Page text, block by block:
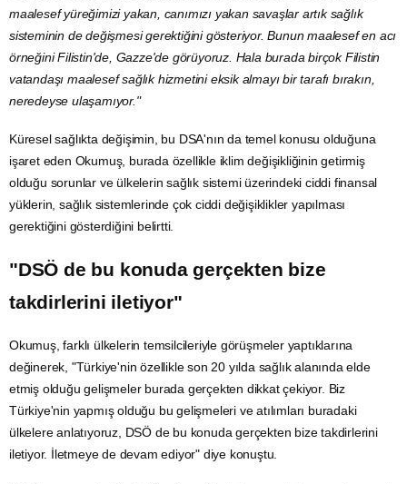
maalesef yüreğimizi yakan, canımızı yakan savaşlar artık sağlık
sisteminin de değişmesi gerektiğini gösteriyor. Bunun maalesef en acı
örneğini Filistin'de, Gazze'de görüyoruz. Hala burada birçok Filistin
vatandaşı maalesef sağlık hizmetini eksik almayı bir tarafı bırakın,
neredeyse ulaşamıyor."
Küresel sağlıkta değişimin, bu DSA'nın da temel konusu olduğuna
işaret eden Okumuş, burada özellikle iklim değişikliğinin getirmiş
olduğu sorunlar ve ülkelerin sağlık sistemi üzerindeki ciddi finansal
yüklerin, sağlık sistemlerinde çok ciddi değişiklikler yapılması
gerektiğini gösterdiğini belirtti.
"DSÖ de bu konuda gerçekten bize
takdirlerini iletiyor"
Okumuş, farklı ülkelerin temsilcileriyle görüşmeler yaptıklarına
değinerek, "Türkiye'nin özellikle son 20 yılda sağlık alanında elde
etmiş olduğu gelişmeler burada gerçekten dikkat çekiyor. Biz
Türkiye'nin yapmış olduğu bu gelişmeleri ve atılımları buradaki
ülkelere anlatıyoruz, DSÖ de bu konuda gerçekten bize takdirlerini
iletiyor. İletmeye de devam ediyor" diye konuştu.